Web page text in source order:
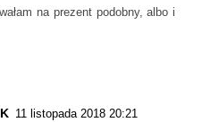
na prezent podobny, albo i
11 listopada 2018 20:21